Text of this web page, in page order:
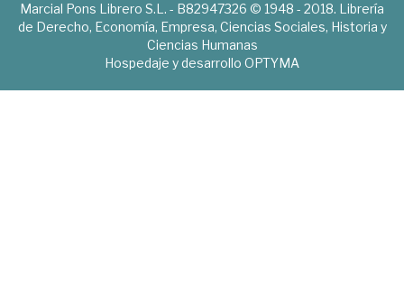
Marcial Pons Librero S.L. - B82947326 © 1948 - 2018. Librería
de Derecho, Economía, Empresa, Ciencias Sociales, Historia y
Ciencias Humanas
Hospedaje y desarrollo OPTYMA